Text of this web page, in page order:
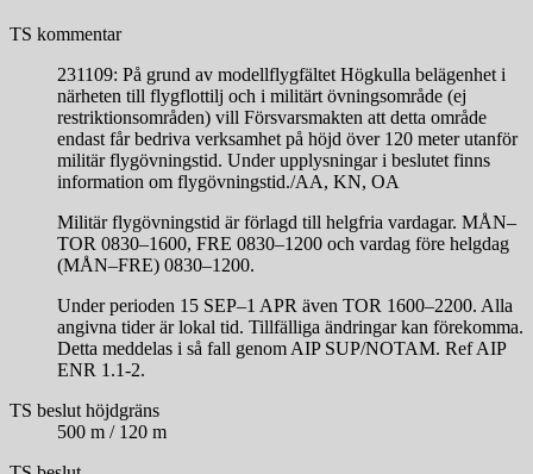
TS kommentar
231109: På grund av modellflygfältet Högkulla belägenhet i
närheten till flygflottilj och i militärt övningsområde (ej
restriktionsområden) vill Försvarsmakten att detta område
endast får bedriva verksamhet på höjd över 120 meter utanför
militär flygövningstid. Under upplysningar i beslutet finns
information om flygövningstid./AA, KN, OA
Militär flygövningstid är förlagd till helgfria vardagar. MÅN–
TOR 0830–1600, FRE 0830–1200 och vardag före helgdag
(MÅN–FRE) 0830–1200.
Under perioden 15 SEP–1 APR även TOR 1600–2200. Alla
angivna tider är lokal tid. Tillfälliga ändringar kan förekomma.
Detta meddelas i så fall genom AIP SUP/NOTAM. Ref AIP
ENR 1.1-2.
TS beslut höjdgräns
500 m / 120 m